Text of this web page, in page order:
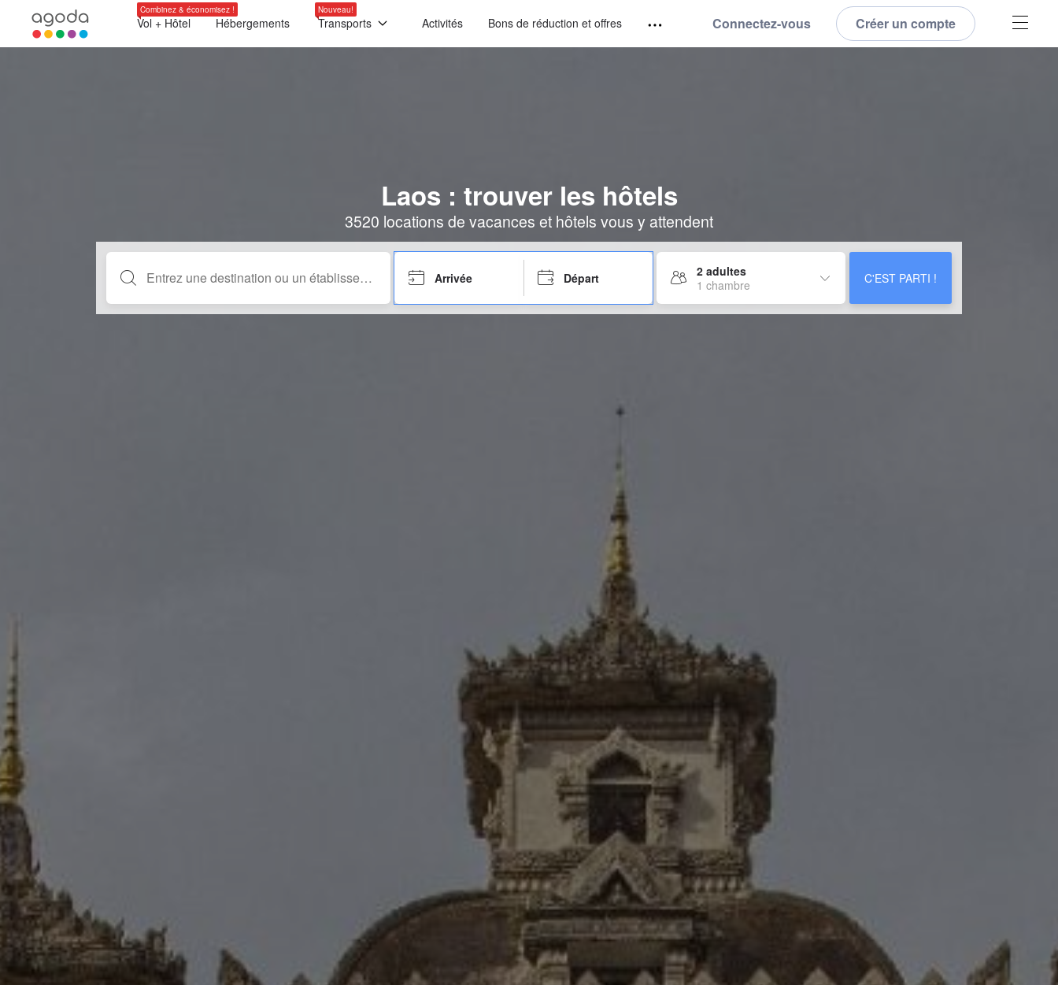
Combinez & économisez !
Vol + Hôtel Hébergements
Nouveau!
Transports Activités Bons de réduction et offres Connectez-vous Créer un compte
Laos : trouver les hôtels
3520 locations de vacances et hôtels vous y attendent
Arrivée Départ
2 adultes
1 chambre
C'EST PARTI !